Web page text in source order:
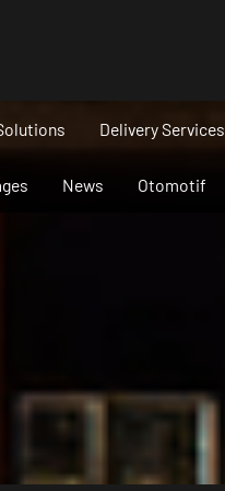
Delivery Services
News Otomotif